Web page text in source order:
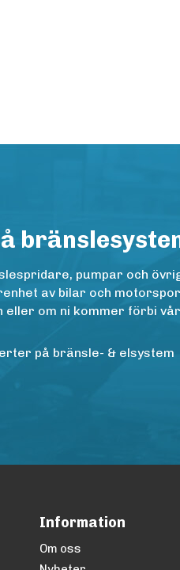
pumpar och
av bilar och
om ni kommer förbi
på bränsle- & elsystem
Information
Om oss